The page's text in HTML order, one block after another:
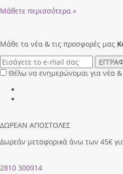
Μάθετε περισσότερα »
Μάθε τα νέα & τις προσφορές μας
Θέλω να ενημερώνομαι για νέα
ΔΩΡΕΑΝ ΑΠΟΣΤΟΛΕΣ
Δωρεάν μεταφορικά άνω των 45€ για
2810 300914